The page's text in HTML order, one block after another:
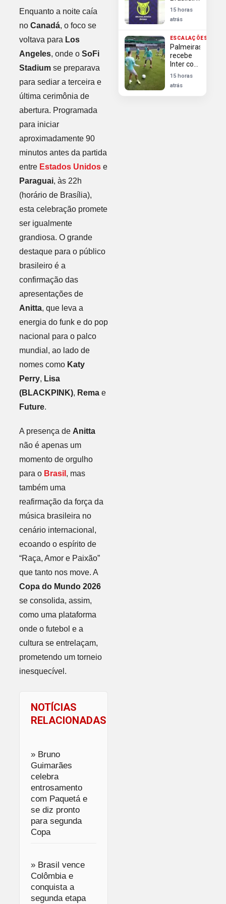
Enquanto a noite caía
no Canadá, o foco se
voltava para Los
Angeles, onde o SoFi
Stadiumse preparava
para sediar a terceira e
última cerimônia de
abertura. Programada
para iniciar
aproximadamente 90
minutos antes da partida
entre Estados Unidose
Paraguai, às 22h
(horário de Brasília),
esta celebração promete
ser igualmente
grandiosa. O grande
destaque para o público
brasileiro é a
confirmação das
apresentações de
Anitta, que leva a
energia do funk e do pop
nacional para o palco
mundial, ao lado de
nomes como Katy
Perry, Lisa
(BLACKPINK), Remae
Future.
A presença de Anitta
não é apenas um
momento de orgulho
para o Brasil , mas
também uma
reafirmação da força da
música brasileira no
cenário internacional,
ecoando o espírito de
“Raça, Amor e Paixão”
que tanto nos move. A
Copa do Mundo 2026
se consolida, assim,
como uma plataforma
onde o futebol e a
cultura se entrelaçam,
prometendo um torneio
inesquecível.
NOTÍCIAS
RELACIONADAS
» Bruno
Guimarães
celebra
entrosamento
com Paquetá e
se diz pronto
para segunda
Copa
» Brasil vence
Colômbia e
conquista a
segunda etapa
aproveitam
Dia dos
Pais para
faturar
15 horas
atrás
ESCALAÇÕES
Palmeiras
recebe
Inter com
Barboza
e sem
Gustavo
15 horas
atrás